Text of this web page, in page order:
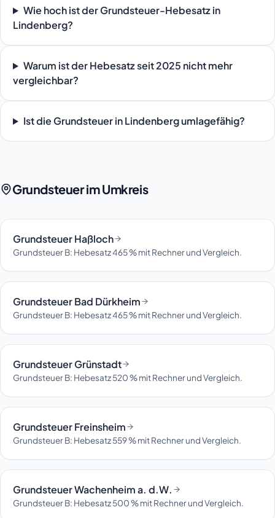
Wie hoch ist der Grundsteuer-Hebesatz in
Lindenberg?
Warum ist der Hebesatz seit 2025 nicht mehr
vergleichbar?
Ist die Grundsteuer in Lindenberg umlagefähig?
Grundsteuer im Umkreis
Grundsteuer Haßloch
Grundsteuer B: Hebesatz 465 % mit Rechner und Vergleich.
Grundsteuer Bad Dürkheim
Grundsteuer B: Hebesatz 465 % mit Rechner und Vergleich.
Grundsteuer Grünstadt
Grundsteuer B: Hebesatz 520 % mit Rechner und Vergleich.
Grundsteuer Freinsheim
Grundsteuer B: Hebesatz 559 % mit Rechner und Vergleich.
Grundsteuer Wachenheim a. d.W.
Grundsteuer B: Hebesatz 500 % mit Rechner und Vergleich.